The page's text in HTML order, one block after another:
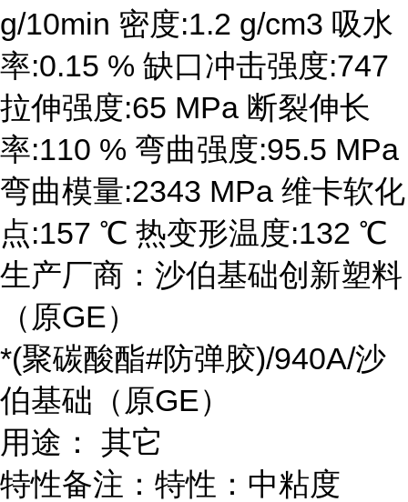
g/10min 密度:1.2 g/cm3 吸水
率:0.15 % 缺口冲击强度:747
拉伸强度:65 MPa 断裂伸长
率:110 % 弯曲强度:95.5 MPa
弯曲模量:2343 MPa 维卡软化
点:157 ℃ 热变形温度:132 ℃
生产厂商：沙伯基础创新塑料
（原GE）
*(聚碳酸酯#防弹胶)/940A/沙
伯基础（原GE）
用途： 其它
特性备注：特性：中粘度